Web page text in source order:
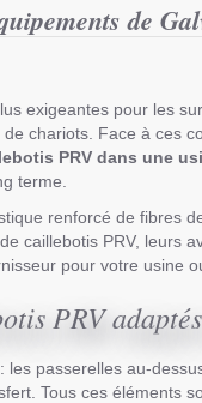
de
exigeantes pour les
chariots. Face à ces
PRV dans une
terme.
renforcé de fibres
caillebotis PRV, leurs
pour votre usine
PRV
passerelles au-
Tous ces éléments